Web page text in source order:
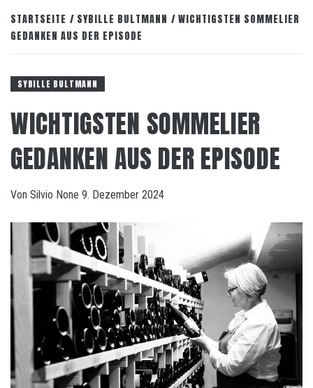
STARTSEITE SYBILLE BULTMANN
WICHTIGSTEN SOMMELIER
GEDANKEN AUS DER EPISODE
SYBILLE BULTMANN
WICHTIGSTEN SOMMELIER
GEDANKEN AUS DER EPISODE
Von Silvio None 9. Dezember 2024